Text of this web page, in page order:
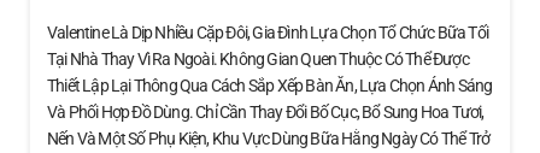
Valentine Là Dịp Nhiều Cặp Đôi, Gia Đình Lựa Chọn Tổ Chức Bữa Tối
Tại Nhà Thay Vì Ra Ngoài. Không Gian Quen Thuộc Có Thể Được
Thiết Lập Lại Thông Qua Cách Sắp Xếp Bàn Ăn, Lựa Chọn Ánh Sáng
Và Phối Hợp Đồ Dùng. Chỉ Cần Thay Đổi Bố Cục, Bổ Sung Hoa Tươi,
Nến Và Một Số Phụ Kiện, Khu Vực Dùng Bữa Hằng Ngày Có Thể Trở